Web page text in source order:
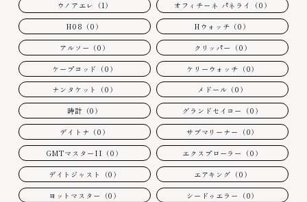
ウノアエレ（1） オフィチーネ パネライ（0）
H08（0） Hウォッチ（0）
アルソー（0） クリッパー（0）
ケープコッド（0） ケリーウォッチ（0）
ナンタケット（0） メドール（0）
時計（0） グランドセイコー（0）
デイトナ（0） サブマリーナー（0）
GMTマスターII（0） エクスプローラー（0）
デイトジャスト（0） エアキング（0）
ヨットマスター（0） シードゥエラー（0）